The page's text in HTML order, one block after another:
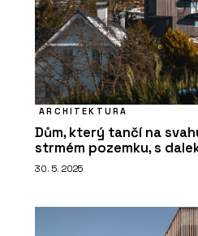
ARCHITEKTURA
Dům, který tančí na
strmém pozemku, s
30. 5. 2025